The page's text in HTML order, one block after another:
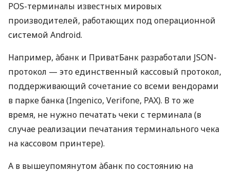
POS-терминалы известных мировых
производителей, работающих под операционной
системой Android.
Например, àбанк и ПриватБанк разработали JSON-
протокол — это единственный кассовый протокол,
поддерживающий сочетание со всеми вендорами
в парке банка (Ingenico, Verifone, PAX). В то же
время, не нужно печатать чеки с терминала (в
случае реализации печатания терминального чека
на кассовом принтере).
А в вышеупомянутом àбанк по состоянию на